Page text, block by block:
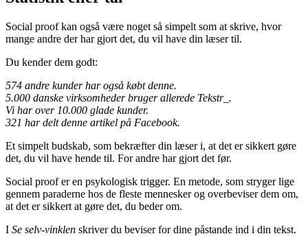
Social proof kan også være noget så simpelt som at skrive, hvor
mange andre der har gjort det, du vil have din læser til.
Du kender dem godt:
574 andre kunder har også købt denne.
5.000 danske virksomheder bruger allerede Tekstr_.
Vi har over 10.000 glade kunder.
321 har delt denne artikel på Facebook.
Et simpelt budskab, som bekræfter din læser i, at det er sikkert gøre
det, du vil have hende til. For andre har gjort det før.
Social proof er en psykologisk trigger. En metode, som stryger lige
gennem paraderne hos de fleste mennesker og overbeviser dem om,
at det er sikkert at gøre det, du beder om.
I Se selv-vinklen skriver du beviser for dine påstande ind i din tekst.